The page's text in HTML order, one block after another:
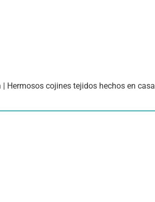
Hermosos cojines tejidos hechos en casa